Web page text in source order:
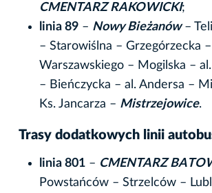
CMENTARZ RAKOWICKI;
linia 89 – Nowy Bieżanów–
– Starowiślna – Grzegórzecka
Warszawskiego – Mogilska – al.
– Bieńczycka – al. Andersa –
Ks. Jancarza – Mistrzejowice.
Trasy dodatkowych linii
linia 801 – CMENTARZ
Powstańców – Strzelców –